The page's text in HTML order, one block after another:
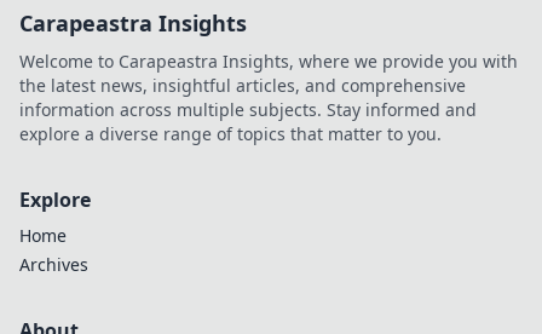
Carapeastra Insights
Welcome to Carapeastra Insights, where we provide you with
the latest news, insightful articles, and comprehensive
information across multiple subjects. Stay informed and
explore a diverse range of topics that matter to you.
Explore
Home
Archives